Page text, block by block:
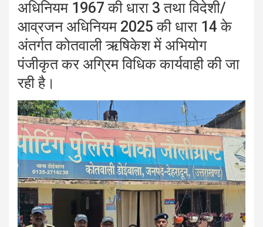
अधिनियम 1967 की धारा 3 तथा विदेशी/
आव्रजन अधिनियम 2025 की धारा 14 के
अंतर्गत कोतवाली ऋषिकेश में अभियोग
पंजीकृत कर अग्रिम विधिक कार्यवाही की जा
रही है।